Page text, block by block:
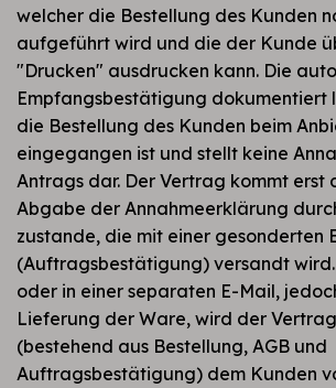
welcher die Bestellung des Kunden
aufgeführt wird und die der Kunde
"Drucken" ausdrucken kann. Die
Empfangsbestätigung dokumentiert
die Bestellung des Kunden beim
eingegangen ist und stellt keine
Antrags dar. Der Vertrag kommt erst
Abgabe der Annahmeerklärung
zustande, die mit einer gesonderten
(Auftragsbestätigung) versandt
oder in einer separaten E-Mail,
Lieferung der Ware, wird der
(bestehend aus Bestellung, AGB und
Auftragsbestätigung) dem Kunden